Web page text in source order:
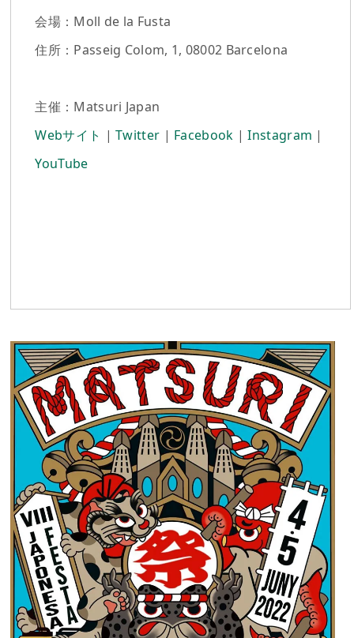
会場：Moll de la Fusta
住所：Passeig Colom, 1, 08002 Barcelona
主催：Matsuri Japan
Webサイト |Twitter | Facebook |Instagram |
YouTube